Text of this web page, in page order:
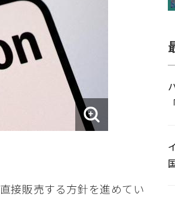
接販売する方針を進めてい